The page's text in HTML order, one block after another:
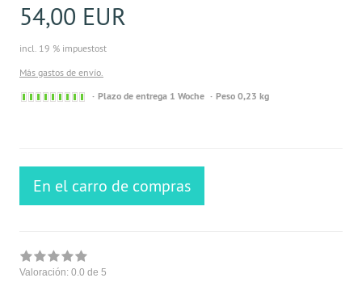
54,00 EUR
incl. 19 % impuestost
Más gastos de envío.
Sofort
Plazo de entrega 1 Woche Peso 0,23 kg
En el carro de compras
Valoración: 0.0 de 5